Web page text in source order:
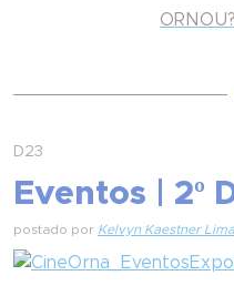
ORNOU?
D23
Eventos | 2º
postado por Kelvyn Kaestner Lima